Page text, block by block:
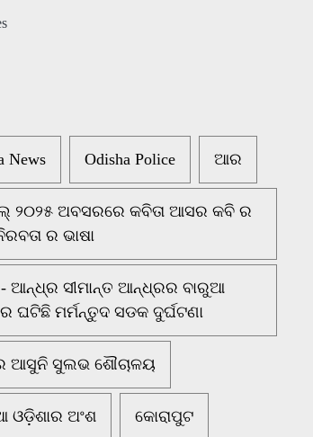
News Odisha Police ଆର
୨୦୨୫ ଅବସରରେ କବିତା ଆସର କବି ର
ର ଭାଷା
- ଆନ୍ଧ୍ର ସୀମାନ୍ତ ଆନ୍ଧ୍ରର ବାରୁଆ
ଘଟିଛି ମର୍ମନ୍ତୁଦ ସଡକ ଦୁର୍ଘଟଣା
ଆସୁନି ସୁଲଭ ଶୌଚାଳୟ
ଓଡ଼ିଶାର ଅଂଶ କୋରାପୁଟ